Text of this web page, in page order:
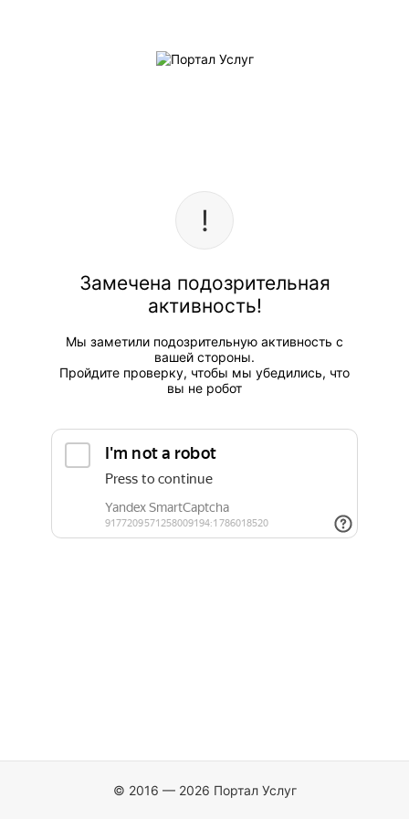
Замечена подозрительная
активность!
Мы заметили подозрительную активность с
вашей стороны.
Пройдите проверку, чтобы мы убедились, что
вы не робот
© 2016 — 2026 Портал Услуг